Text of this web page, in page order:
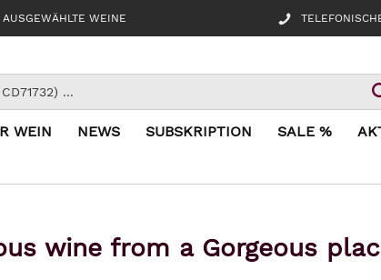
AUSGEWÄHLTE WEINE
WEIN NEWS SUBSKRIPTION SALE %
wine from a Gorgeous